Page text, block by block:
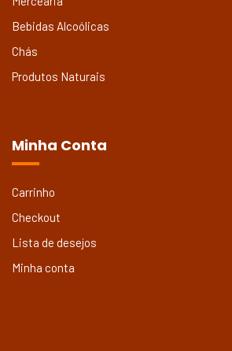
Bebidas Alcoólicas
Chás
Produtos Naturais
Minha Conta
Carrinho
Checkout
Lista de desejos
Minha conta